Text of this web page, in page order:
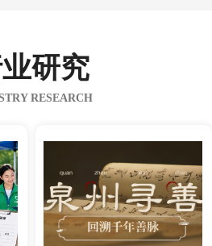
研究
RESEARCH